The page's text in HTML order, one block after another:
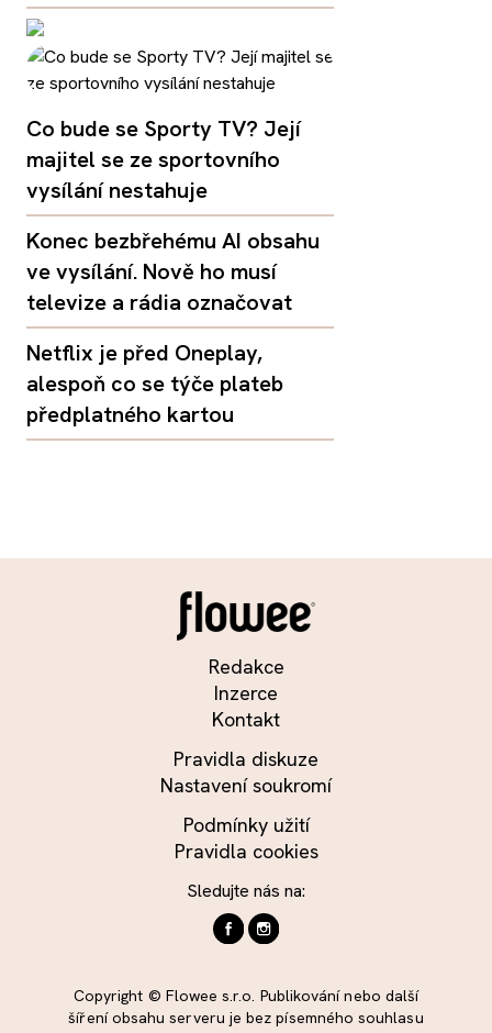
Co bude se Sporty TV? Její
majitel se ze sportovního
vysílání nestahuje
Konec bezbřehému AI obsahu
ve vysílání. Nově ho musí
televize a rádia označovat
Netflix je před Oneplay,
alespoň co se týče plateb
předplatného kartou
Redakce
Inzerce
Kontakt
Pravidla diskuze
Nastavení soukromí
Podmínky užití
Pravidla cookies
Sledujte nás na:
Copyright © Flowee s.r.o. Publikování nebo další
šíření obsahu serveru je bez písemného souhlasu